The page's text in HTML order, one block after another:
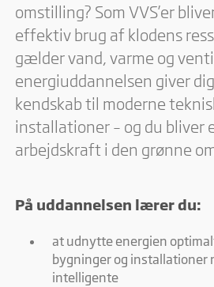
omstilling? Som VVS’er
effektiv brug af klodens
gælder vand, varme og
energiuddannelsen giver
kendskab til moderne
installationer – og du
arbejdskraft i den grønne
På uddannelsen lærer du:
at udnytte energien
bygninger og installationer
intelligente